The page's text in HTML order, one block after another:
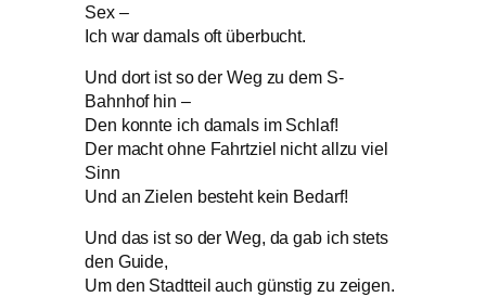
Sex –
Ich war damals oft überbucht.
Und dort ist so der Weg zu dem S-
Bahnhof hin –
Den konnte ich damals im Schlaf!
Der macht ohne Fahrtziel nicht allzu viel
Sinn
Und an Zielen besteht kein Bedarf!
Und das ist so der Weg, da gab ich stets
den Guide,
Um den Stadtteil auch günstig zu zeigen.